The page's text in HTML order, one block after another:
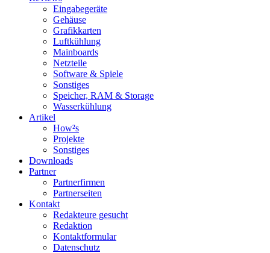
Eingabegeräte
Gehäuse
Grafikkarten
Luftkühlung
Mainboards
Netzteile
Software & Spiele
Sonstiges
Speicher, RAM & Storage
Wasserkühlung
Artikel
How²s
Projekte
Sonstiges
Downloads
Partner
Partnerfirmen
Partnerseiten
Kontakt
Redakteure gesucht
Redaktion
Kontaktformular
Datenschutz